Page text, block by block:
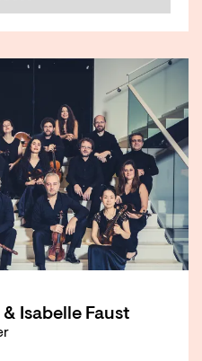
Isabelle Faust